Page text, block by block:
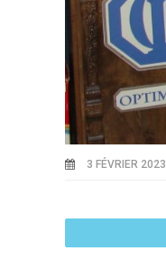
3 FÉVRIER 2023